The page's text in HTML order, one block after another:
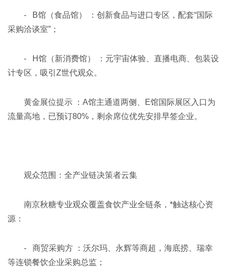
- B馆（食品馆） ：创新食品与进口专区，配套“国际
采购洽谈室”；
- H馆（新消费馆） ：元宇宙体验、直播电商、包装设
计专区，吸引Z世代观众。
黄金展位提示 ：A馆主通道两侧、E馆国际展区入口为
流量高地，已预订80%，剩余席位优先安排早签企业。
观众范围：全产业链决策者云集
南京秋糖专业观众覆盖食饮产业全链条，*触达核心资
源：
- 商贸采购方 ：沃尔玛、永辉等商超，海底捞、瑞幸
等连锁餐饮企业采购总监；